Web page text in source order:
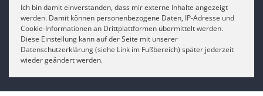
Ich bin damit einverstanden, dass mir externe Inhalte angezeigt
werden. Damit können personenbezogene Daten, IP-Adresse und
Cookie-Informationen an Drittplattformen übermittelt werden.
Diese Einstellung kann auf der Seite mit unserer
Datenschutzerklärung (siehe Link im Fußbereich) später jederzeit
wieder geändert werden.